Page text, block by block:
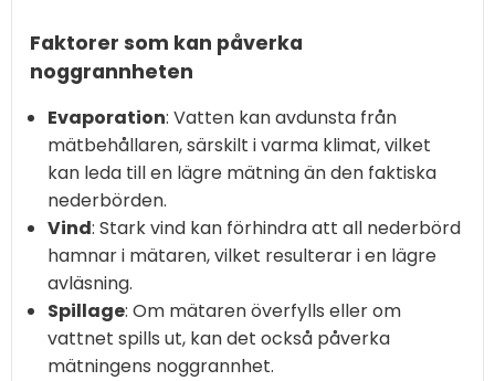
Faktorer som kan påverka
noggrannheten
Evaporation: Vatten kan avdunsta från
mätbehållaren, särskilt i varma klimat, vilket
kan leda till en lägre mätning än den faktiska
nederbörden.
Vind: Stark vind kan förhindra att all nederbörd
hamnar i mätaren, vilket resulterar i en lägre
avläsning.
Spillage: Om mätaren överfylls eller om
vattnet spills ut, kan det också påverka
mätningens noggrannhet.